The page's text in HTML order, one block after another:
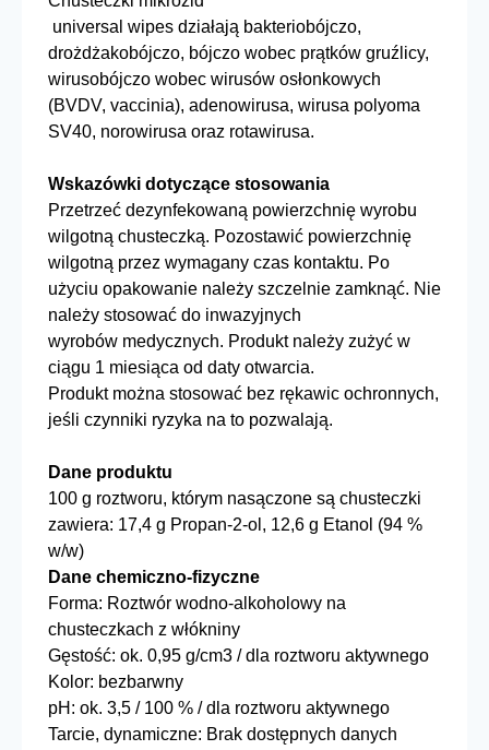
universal wipes działają bakteriobójczo,
drożdżakobójczo, bójczo wobec prątków gruźlicy,
wirusobójczo wobec wirusów osłonkowych
(BVDV, vaccinia), adenowirusa, wirusa polyoma
SV40, norowirusa oraz rotawirusa.
Wskazówki dotyczące stosowania
Przetrzeć dezynfekowaną powierzchnię wyrobu
wilgotną chusteczką. Pozostawić powierzchnię
wilgotną przez wymagany czas kontaktu. Po
użyciu opakowanie należy szczelnie zamknąć. Nie
należy stosować do inwazyjnych
wyrobów medycznych. Produkt należy zużyć w
ciągu 1 miesiąca od daty otwarcia.
Produkt można stosować bez rękawic ochronnych,
jeśli czynniki ryzyka na to pozwalają.
Dane produktu
100 g roztworu, którym nasączone są chusteczki
zawiera: 17,4 g Propan-2-ol, 12,6 g Etanol (94 %
w/w)
Dane chemiczno-fizyczne
Forma: Roztwór wodno-alkoholowy na
chusteczkach z włókniny
Gęstość: ok. 0,95 g/cm3 / dla roztworu aktywnego
Kolor: bezbarwny
pH: ok. 3,5 / 100 % / dla roztworu aktywnego
Tarcie, dynamiczne: Brak dostępnych danych